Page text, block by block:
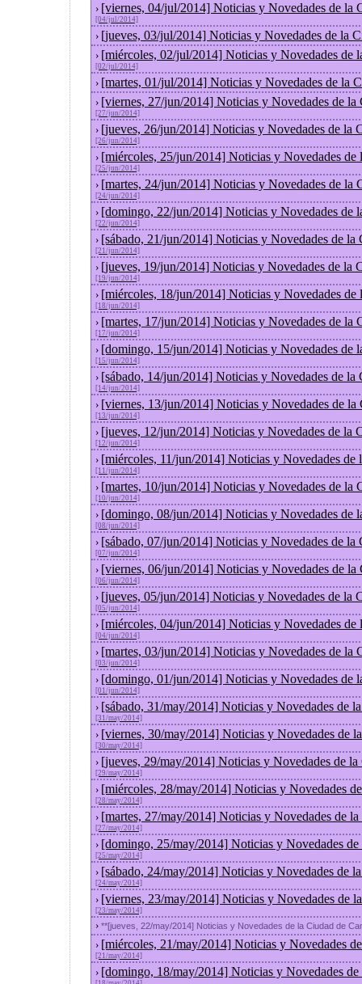
› [viernes, 04/jul/2014] Noticias y Novedades de la
[04/jul/2014]
› [jueves, 03/jul/2014] Noticias y Novedades de la
› [miércoles, 02/jul/2014] Noticias y Novedades de
[02/jul/2014]
› [martes, 01/jul/2014] Noticias y Novedades de la
› [viernes, 27/jun/2014] Noticias y Novedades de la
[27/jun/2014]
› [jueves, 26/jun/2014] Noticias y Novedades de la
[26/jun/2014]
› [miércoles, 25/jun/2014] Noticias y Novedades de
[25/jun/2014]
› [martes, 24/jun/2014] Noticias y Novedades de la
[24/jun/2014]
› [domingo, 22/jun/2014] Noticias y Novedades de
[22/jun/2014]
› [sábado, 21/jun/2014] Noticias y Novedades de la
[21/jun/2014]
› [jueves, 19/jun/2014] Noticias y Novedades de la
[19/jun/2014]
› [miércoles, 18/jun/2014] Noticias y Novedades de
[18/jun/2014]
› [martes, 17/jun/2014] Noticias y Novedades de la
[17/jun/2014]
› [domingo, 15/jun/2014] Noticias y Novedades de
[15/jun/2014]
› [sábado, 14/jun/2014] Noticias y Novedades de la
[14/jun/2014]
› [viernes, 13/jun/2014] Noticias y Novedades de la
[13/jun/2014]
› [jueves, 12/jun/2014] Noticias y Novedades de la
[12/jun/2014]
› [miércoles, 11/jun/2014] Noticias y Novedades de
[11/jun/2014]
› [martes, 10/jun/2014] Noticias y Novedades de la
[10/jun/2014]
› [domingo, 08/jun/2014] Noticias y Novedades de
[08/jun/2014]
› [sábado, 07/jun/2014] Noticias y Novedades de la
[07/jun/2014]
› [viernes, 06/jun/2014] Noticias y Novedades de la
[06/jun/2014]
› [jueves, 05/jun/2014] Noticias y Novedades de la
[05/jun/2014]
› [miércoles, 04/jun/2014] Noticias y Novedades de
[04/jun/2014]
› [martes, 03/jun/2014] Noticias y Novedades de la
[03/jun/2014]
› [domingo, 01/jun/2014] Noticias y Novedades de
[01/jun/2014]
› [sábado, 31/may/2014] Noticias y Novedades de
[31/may/2014]
› [viernes, 30/may/2014] Noticias y Novedades de
[30/may/2014]
› [jueves, 29/may/2014] Noticias y Novedades de la
[29/may/2014]
› [miércoles, 28/may/2014] Noticias y Novedades
[28/may/2014]
› [martes, 27/may/2014] Noticias y Novedades de
[27/may/2014]
› [domingo, 25/may/2014] Noticias y Novedades
[25/may/2014]
› [sábado, 24/may/2014] Noticias y Novedades de
[24/may/2014]
› [viernes, 23/may/2014] Noticias y Novedades de
[23/may/2014]
› **[jueves, 22/may/2014] Noticias y Novedades de la Ciudad de
› [miércoles, 21/may/2014] Noticias y Novedades
[21/may/2014]
› [domingo, 18/may/2014] Noticias y Novedades